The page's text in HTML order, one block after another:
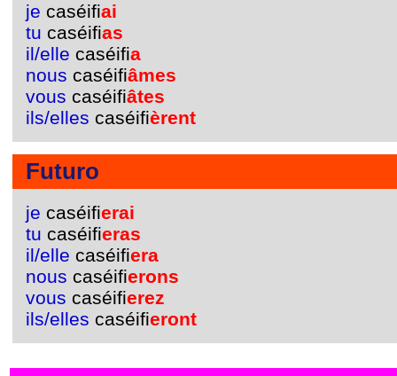
je caséifiai
tu caséifias
il/elle caséifia
nous caséifiâmes
vous caséifiâtes
ils/elles caséifièrent
Futuro
je caséifierai
tu caséifieras
il/elle caséifiera
nous caséifierons
vous caséifierez
ils/elles caséifieront